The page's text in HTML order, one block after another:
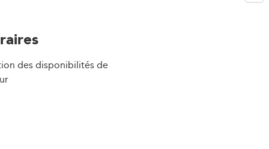
des disponibilités de